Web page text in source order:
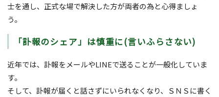
士を通し、正式な場で解決した方が両者の為と心得ましょ
う。
「訃報のシェア」は慎重に(言いふらさない)
近年では、訃報をメールやLINEで送ることが一般化していま
す。
そして、訃報が届くと話さずにいられなくなり、ＳＮＳに書く